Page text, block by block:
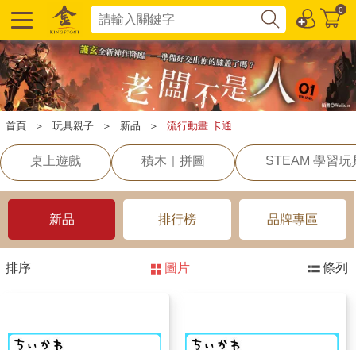
0
首頁 ＞ 玩具親子 ＞ 新品 ＞ 流行動畫.卡通
桌上遊戲 積木｜拼圖 STEAM 學習玩
新品 排行榜 品牌專區
排序 圖片 條列